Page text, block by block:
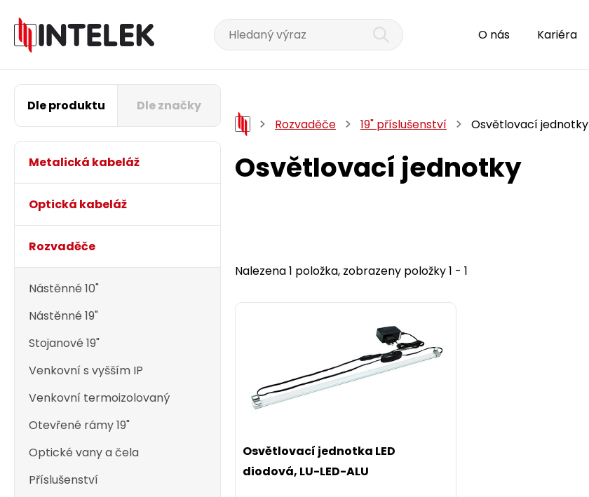
O nás Kariéra
Dle produktu Dle značky
Metalická kabeláž
Optická kabeláž
Rozvaděče
Nástěnné 10"
Nástěnné 19"
Stojanové 19"
Venkovní s vyšším IP
Venkovní termoizolovaný
Otevřené rámy 19"
Optické vany a čela
Příslušenství
Rozvaděče 19" příslušenství Osvětlovací jednotky
Osvětlovací jednotky
Nalezena 1 položka, zobrazeny položky 1 - 1
Osvětlovací jednotka LED
diodová, LU-LED-ALU